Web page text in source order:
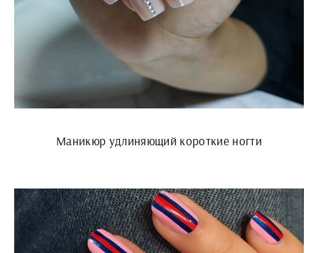
Маникюр удлиняющий короткие ногти